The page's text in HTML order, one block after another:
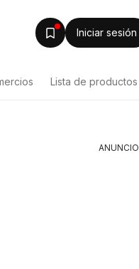
Iniciar sesión
Lista de productos
ANUNCIO